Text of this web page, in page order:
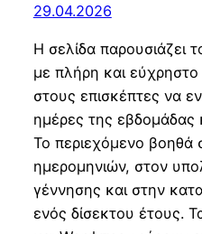
29.04.2026
Η σελίδα παρουσιάζει
με πλήρη και εύχρηστο
στους επισκέπτες να
ημέρες της εβδομάδας
Το περιεχόμενο βοηθά
ημερομηνιών, στον
γέννησης και στην
ενός δίσεκτου έτους.